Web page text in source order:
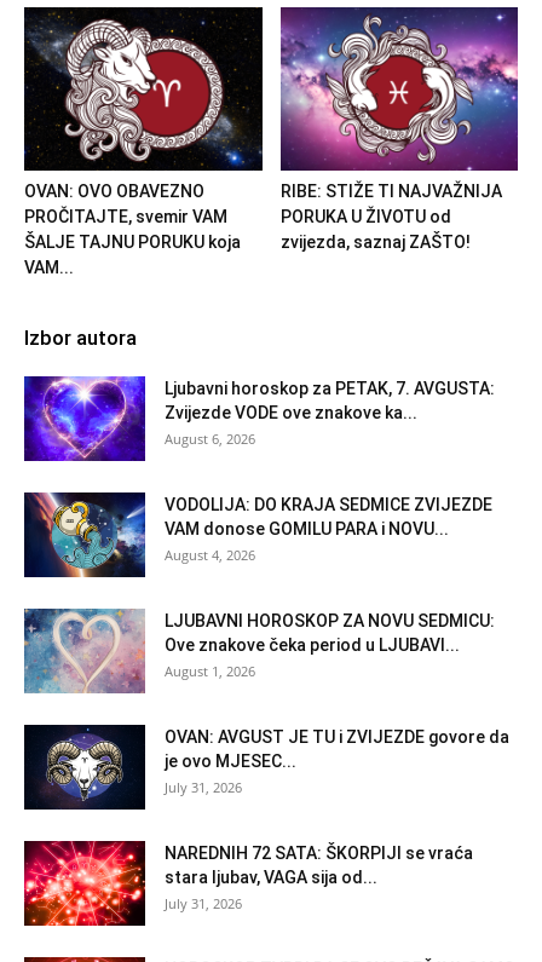
OVAN: OVO OBAVEZNO
PROČITAJTE, svemir VAM
ŠALJE TAJNU PORUKU koja
VAM...
RIBE: STIŽE TI NAJVAŽNIJA
PORUKA U ŽIVOTU od
zvijezda, saznaj ZAŠTO!
Izbor autora
Ljubavni horoskop za PETAK, 7. AVGUSTA:
Zvijezde VODE ove znakove ka...
August 6, 2026
VODOLIJA: DO KRAJA SEDMICE ZVIJEZDE
VAM donose GOMILU PARA i NOVU...
August 4, 2026
LJUBAVNI HOROSKOP ZA NOVU SEDMICU:
Ove znakove čeka period u LJUBAVI...
August 1, 2026
OVAN: AVGUST JE TU i ZVIJEZDE govore da
je ovo MJESEC...
July 31, 2026
NAREDNIH 72 SATA: ŠKORPIJI se vraća
stara ljubav, VAGA sija od...
July 31, 2026